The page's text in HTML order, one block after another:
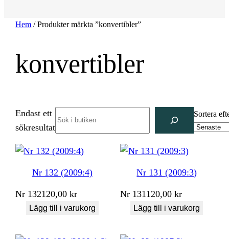
Hem / Produkter märkta ”konvertibler”
konvertibler
Endast ett
sökresultat
Sortera
Nr 132 (2009:4)
Nr 132120,00kr
Lägg till i varukorg
Nr 131 (2009:3)
Nr 131 120,00kr
Lägg till i varukorg